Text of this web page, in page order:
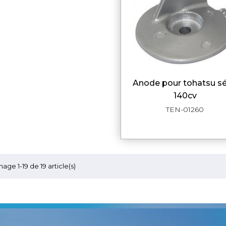
APERÇU
anode pour tohatsu série
140cv
TEN-01260
1-19 de 19 article(s)